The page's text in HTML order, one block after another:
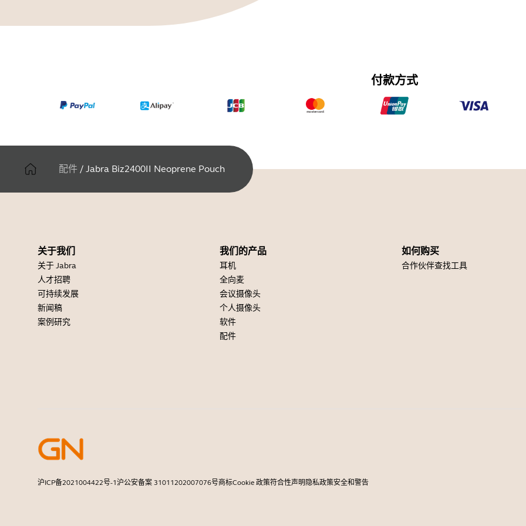
付款方式
配件 / Jabra Biz2400II Neoprene Pouch
关于我们
关于 Jabra
人才招聘
可持续发展
新闻稿
案例研究
我们的产品
耳机
全向麦
会议摄像头
个人摄像头
软件
配件
如何购买
合作伙伴查找工具
沪ICP备2021004422号-1沪公安备案 31011202007076号商标Cookie 政策符合性声明 隐私政策安全和警告